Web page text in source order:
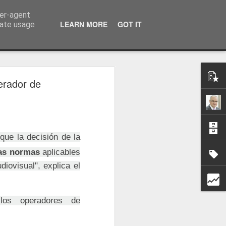
de
la decisión de la
normasaplicables
explica el
operadores de
agent
usage
LEARN MORE GOT IT